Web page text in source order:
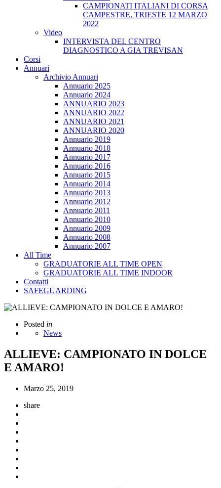
CAMPIONATI ITALIANI DI CORSA
CAMPESTRE, TRIESTE 12 MARZO
2022
Video
INTERVISTA DEL CENTRO
DIAGNOSTICO A GIA TREVISAN
Corsi
Annuari
Archivio Annuari
Annuario 2025
Annuario 2024
ANNUARIO 2023
ANNUARIO 2022
ANNUARIO 2021
ANNUARIO 2020
Annuario 2019
Annuario 2018
Annuario 2017
Annuario 2016
Annuario 2015
Annuario 2014
Annuario 2013
Annuario 2012
Annuario 2011
Annuario 2010
Annuario 2009
Annuario 2008
Annuario 2007
All Time
GRADUATORIE ALL TIME OPEN
GRADUATORIE ALL TIME INDOOR
Contatti
SAFEGUARDING
Posted in
News
ALLIEVE: CAMPIONATO IN DOLCE
E AMARO!
Marzo 25, 2019
share